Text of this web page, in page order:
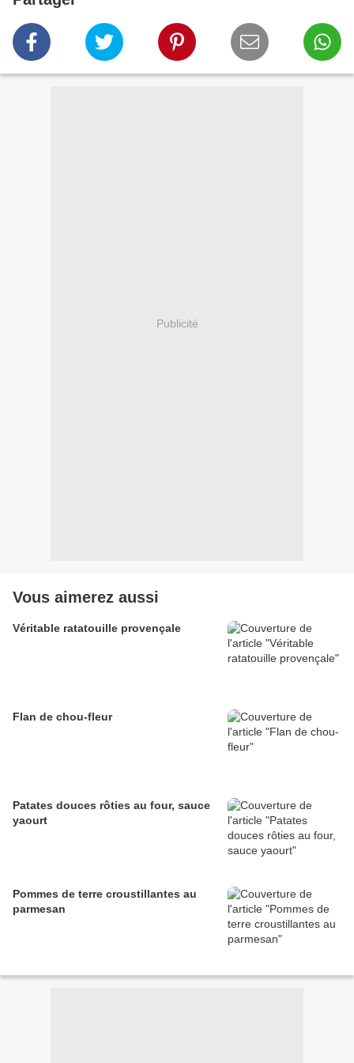
Publicité
Vous aimerez aussi
Véritable ratatouille provençale
Flan de chou-fleur
Patates douces rôties au four, sauce
yaourt
Pommes de terre croustillantes au
parmesan